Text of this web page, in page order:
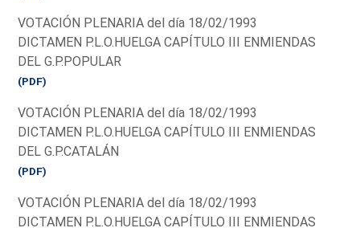
VOTACIÓN PLENARIA del día 18/02/1993
DICTAMEN P.L.O.HUELGA CAPÍTULO III ENMIENDAS
DEL G.P.POPULAR
(PDF)
VOTACIÓN PLENARIA del día 18/02/1993
DICTAMEN P.L.O.HUELGA CAPÍTULO III ENMIENDAS
DEL G.P.CATALÁN
(PDF)
VOTACIÓN PLENARIA del día 18/02/1993
DICTAMEN P.L.O.HUELGA CAPÍTULO III ENMIENDAS